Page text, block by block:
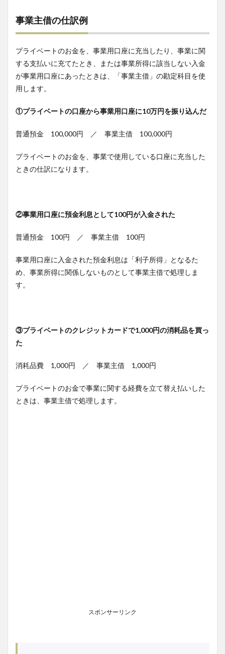
事業主借の仕訳例
プライベートのお金を、事業用口座に充当したり、事業に関
する支払いに充てたとき、または事業所得に該当しない入金
が事業用口座にあったときは、「事業主借」の勘定科目を使
用します。
①プライベートの口座から事業用口座に10万円を振り込んだ
普通預金 100,000円 ／ 事業主借 100,000円
プライベートのお金を、事業で使用している口座に充当した
ときの仕訳になります。
②事業用口座に預金利息として100円が入金された
普通預金 100円 ／ 事業主借 100円
事業用口座に入金された預金利息は「利子所得」となるた
め、事業所得に関係しないものとして事業主借で処理しま
す。
③プライベートのクレジットカードで1,000円の消耗品を買っ
た
消耗品費 1,000円 ／ 事業主借 1,000円
プライベートのお金で事業に関する経費を立て替え払いした
ときは、事業主借で処理します。
スポンサーリンク